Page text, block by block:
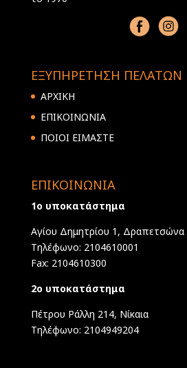
ΕΞΥΠΗΡΕΤΗΣΗ ΠΕΛΑΤΩΝ
ΑΡΧΙΚΗ
ΕΠΙΚΟΙΝΩΝΙΑ
ΠΟΙΟΙ ΕΙΜΑΣΤΕ
ΕΠΙΚΟΙΝΩΝΙΑ
1ο υποκατάστημα
Αγίου Δημητρίου 1, Δραπετσώνα
Τηλέφωνο: 2104610001
Fax: 2104610300
2ο υποκατάστημα
Πέτρου Ράλλη 214, Νίκαια
Τηλέφωνο: 2104949204